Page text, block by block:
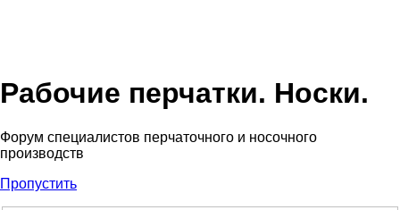
Рабочие перчатки. Носки.
Форум специалистов перчаточного и носочного
производств
Пропустить